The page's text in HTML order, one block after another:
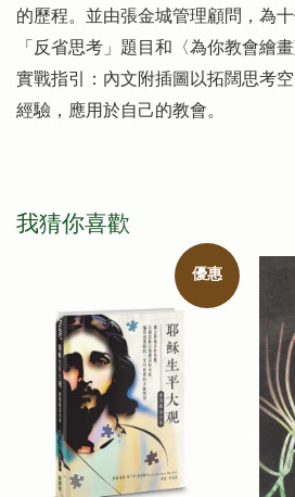
的歷程。並由張金城管理顧問，為
「反省思考」題目和〈為你教會繪畫
實戰指引：內文附插圖以拓闊思考
經驗，應用於自己的教會。
我猜你喜歡
優惠